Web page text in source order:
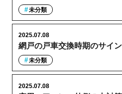
未分類
網戸の戸車交換時期のサイ
2025.07.08
未分類
2025.07.08